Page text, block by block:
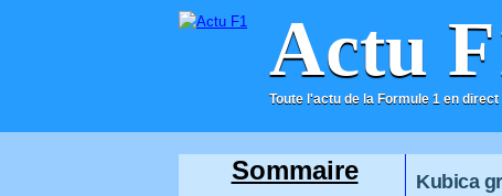
Actu
Toute l'actu de la Formule 1 en
ACCUEIL CONTACT
Kubica
Sommaire